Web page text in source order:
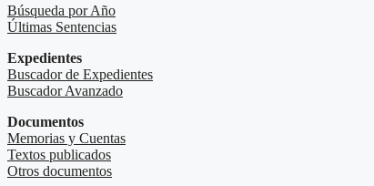
Búsqueda por Año
Últimas Sentencias
Expedientes
Buscador de Expedientes
Buscador Avanzado
Documentos
Memorias y Cuentas
Textos publicados
Otros documentos